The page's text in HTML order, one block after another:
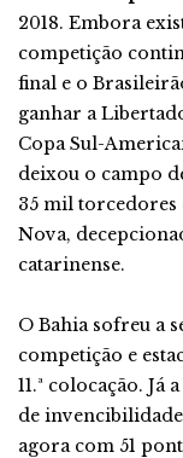
2018. Embora
competição
final e o
ganhar a
Copa Sul-
deixou o campo
35 mil torcedores
Nova,
catarinense.
O Bahia sofreu a
competição e
11.ª colocação.
de
agora com 51